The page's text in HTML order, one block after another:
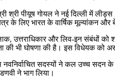
श्री पीयूष गोयल ने नई दिल्ली में
के लिए भारत के वार्षिक मूल्यांकन
उत्तराधिकार और लिव-इन संबंधों
की भी घोषणा की है। इस विधेयक को
नवनिर्वाचित सदस्यों ने कल उच्च सदन
ने भाग लिया।